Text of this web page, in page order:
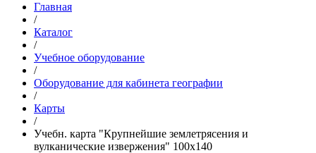
Главная
/
Каталог
/
Учебное оборудование
/
Оборудование для кабинета географии
/
Карты
/
Учебн. карта "Крупнейшие землетрясения и
вулканические извержения" 100х140